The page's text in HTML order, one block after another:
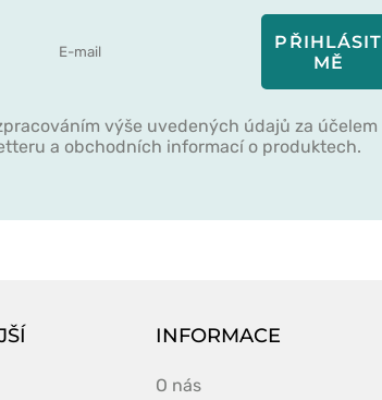
PŘIHLÁSIT
MĚ
výše uvedených údajů za účelem
a obchodních informací o produktech.
INFORMACE
O nás